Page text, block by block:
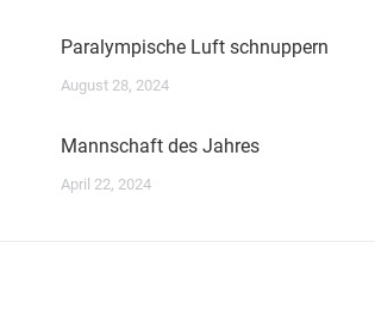
Paralympische Luft schnuppern
August 28, 2024
Mannschaft des Jahres
April 22, 2024